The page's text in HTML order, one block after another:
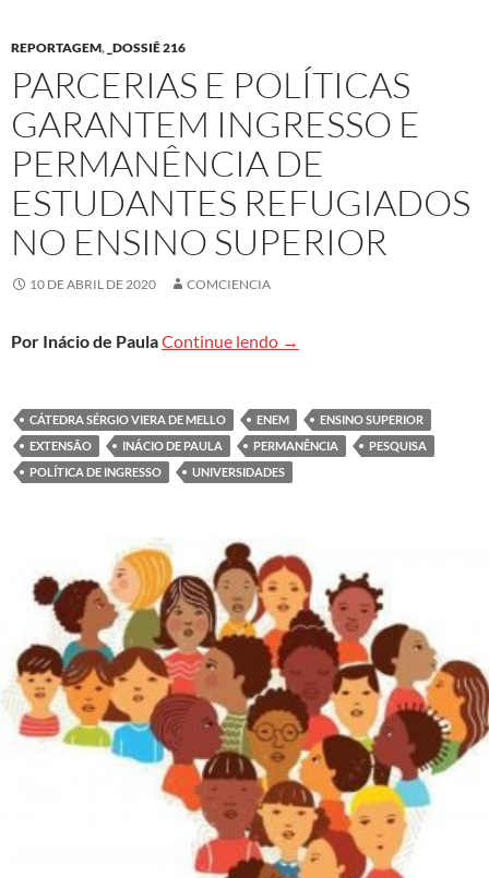
REPORTAGEM, _DOSSIÊ 216
PARCERIAS E POLÍTICAS
GARANTEM INGRESSO E
PERMANÊNCIA DE
ESTUDANTES REFUGIADOS
NO ENSINO SUPERIOR
10 DE ABRIL DE 2020 COMCIENCIA
Por Inácio de PaulaContinue lendo Parcerias e políticas
→
CÁTEDRA SÉRGIO VIERA DE MELLO ENEM
ENSINO SUPERIOR
EXTENSÃO
INÁCIO DE PAULA PERMANÊNCIA
PESQUISA
POLÍTICA DE INGRESSO
UNIVERSIDADES